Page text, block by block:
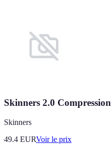
Skinners 2.0 Compression
Skinners
49.4 EURVoir le prix